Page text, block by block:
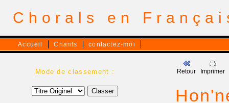
Chorals en
Accueil Chants contactez-moi
Mode de classement : Retour Imprimer